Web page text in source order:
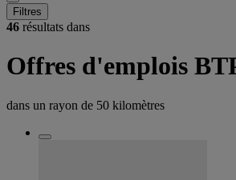
Filtres
46 résultats dans
Offres d'emplois
dans un rayon de 50 kilomètres